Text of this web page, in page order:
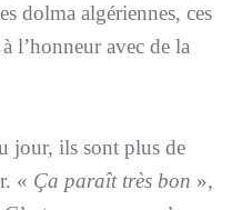
dolma algériennes, ces
l’honneur avec de la
jour, ils sont plus de
« Ça paraît très bon »,